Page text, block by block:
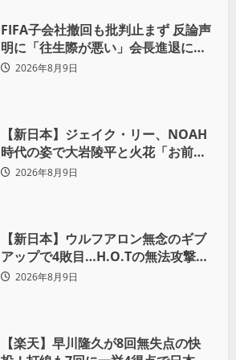
FIFA子会社撤回も批判止まず 反論声
明に「往生際が悪い」会長進退に注
目 2026年8月9日
【新日本】ジェイク・リー、NOAH
時代の姿で大岩陵平と火花「お前の
おかげで、忘れてたもの思い出した
2026年8月9日
【新日本】ウルフアロン無念のギブ
アップで4敗目…H.O.Tの無法攻撃に
屈す「まだまだ俺自身の力はこんな
2026年8月9日
【楽天】早川隆久が8回無失点の快